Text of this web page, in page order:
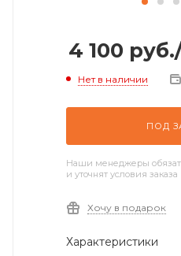
4 100 руб.
Нет в наличии
ПОД
Наши менеджеры
и уточнят условия заказа
Хочу в подарок
Характеристики